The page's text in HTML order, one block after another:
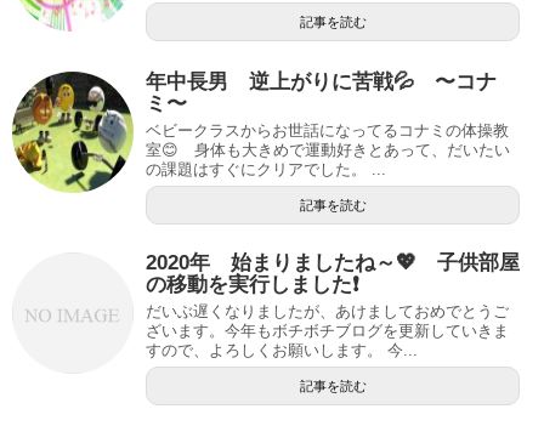
記事を読む
年中長男 逆上がりに苦戦💦 〜コナ
ミ〜
ベビークラスからお世話になってるコナミの体操教
室😊 身体も大きめで運動好きとあって、だいたい
の課題はすぐにクリアでした。 ...
記事を読む
2020年 始まりましたね～💖 子供部屋
の移動を実行しました❗️
だいぶ遅くなりましたが、あけましておめでとうご
ざいます。今年もボチボチブログを更新していきま
すので、よろしくお願いします。 今...
記事を読む